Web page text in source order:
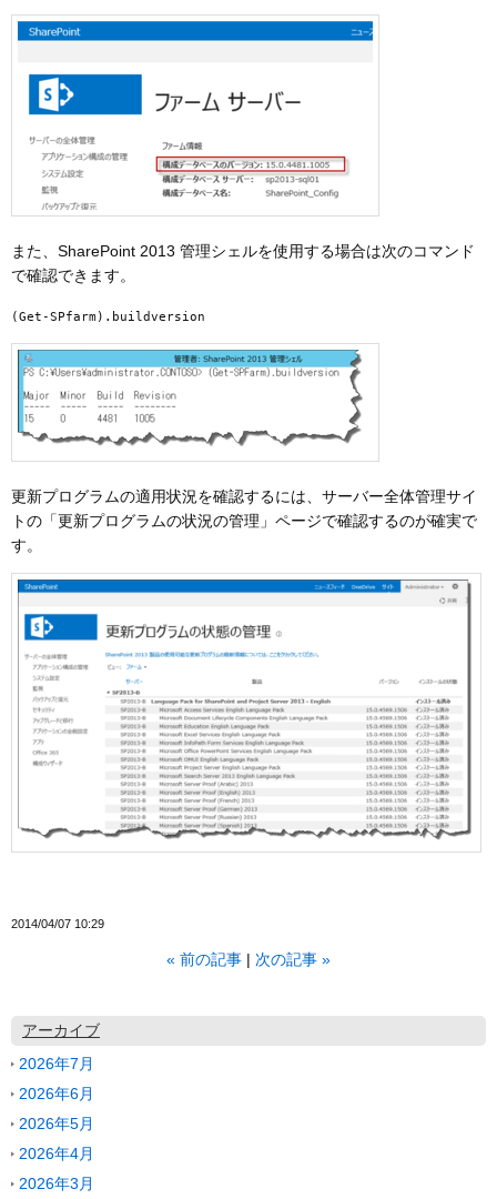
また、SharePoint 2013 管理シェルを使用する場合は次のコマンド
で確認できます。
(Get-SPfarm).buildversion
更新プログラムの適用状況を確認するには、サーバー全体管理サイ
トの「更新プログラムの状況の管理」ページで確認するのが確実で
す。
2014/04/07 10:29
« 前の記事 次の記事 »
アーカイブ
2026年7月
2026年6月
2026年5月
2026年4月
2026年3月